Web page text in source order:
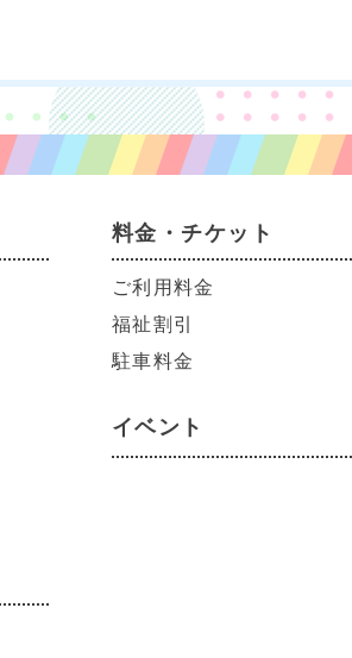
料金・チケット
ご利用料金
福祉割引
駐車料金
イベント